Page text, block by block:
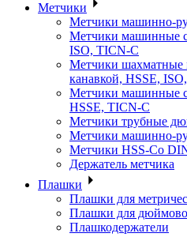
Метчики
Метчики машинно-
Метчики машинные
ISO, TICN-C
Метчики
канавкой, HSSE,
Метчики машинные
HSSE, TICN-C
Метчики трубные
Метчики машинно-
Метчики HSS-Co
Держатель метчика
Плашки
Плашки для
Плашки для
Плашкодержатели